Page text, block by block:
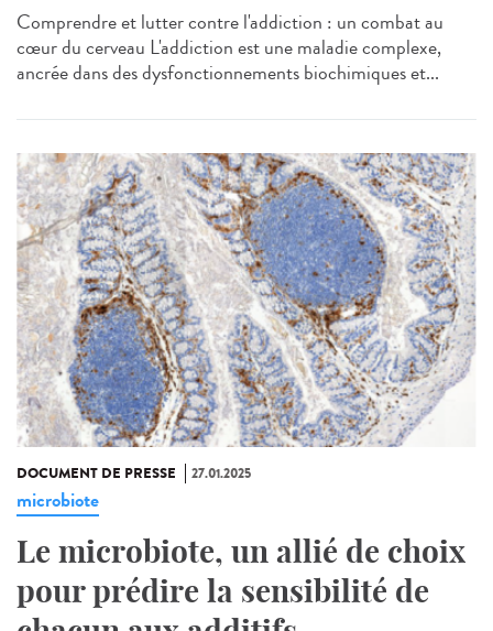
Comprendre et lutter contre l'addiction : un combat au
cœur du cerveau L'addiction est une maladie complexe,
ancrée dans des dysfonctionnements biochimiques et...
DOCUMENT DE PRESSE 27.01.2025
microbiote
Le microbiote, un allié de choix
pour prédire la sensibilité de